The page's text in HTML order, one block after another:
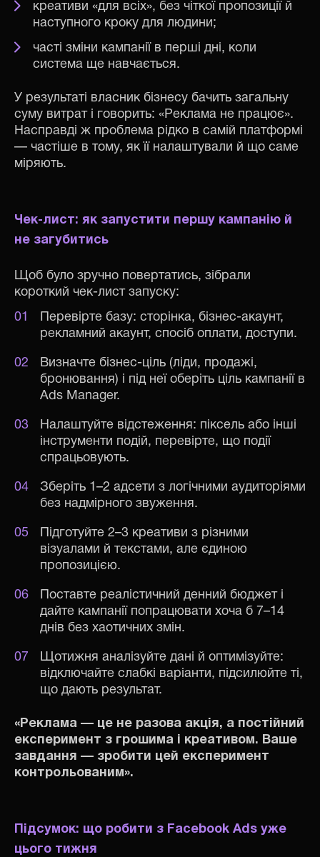
креативи «для всіх», без чіткої пропозиції й
наступного кроку для людини;
часті зміни кампанії в перші дні, коли
система ще навчається.
У результаті власник бізнесу бачить загальну
суму витрат і говорить: «Реклама не працює».
Насправді ж проблема рідко в самій платформі
— частіше в тому, як її налаштували й що саме
міряють.
Чек-лист: як запустити першу кампанію й
не загубитись
Щоб було зручно повертатись, зібрали
короткий чек-лист запуску:
Перевірте базу: сторінка, бізнес-акаунт,
рекламний акаунт, спосіб оплати, доступи.
Визначте бізнес-ціль (ліди, продажі,
бронювання) і під неї оберіть ціль кампанії в
Ads Manager.
Налаштуйте відстеження: піксель або інші
інструменти подій, перевірте, що події
спрацьовують.
Зберіть 1–2 адсети з логічними аудиторіями
без надмірного звуження.
Підготуйте 2–3 креативи з різними
візуалами й текстами, але єдиною
пропозицією.
Поставте реалістичний денний бюджет і
дайте кампанії попрацювати хоча б 7–14
днів без хаотичних змін.
Щотижня аналізуйте дані й оптимізуйте:
відключайте слабкі варіанти, підсилюйте ті,
що дають результат.
«Реклама — це не разова акція, а постійний
експеримент з грошима і креативом. Ваше
завдання — зробити цей експеримент
контрольованим».
Підсумок: що робити з Facebook Ads уже
цього тижня